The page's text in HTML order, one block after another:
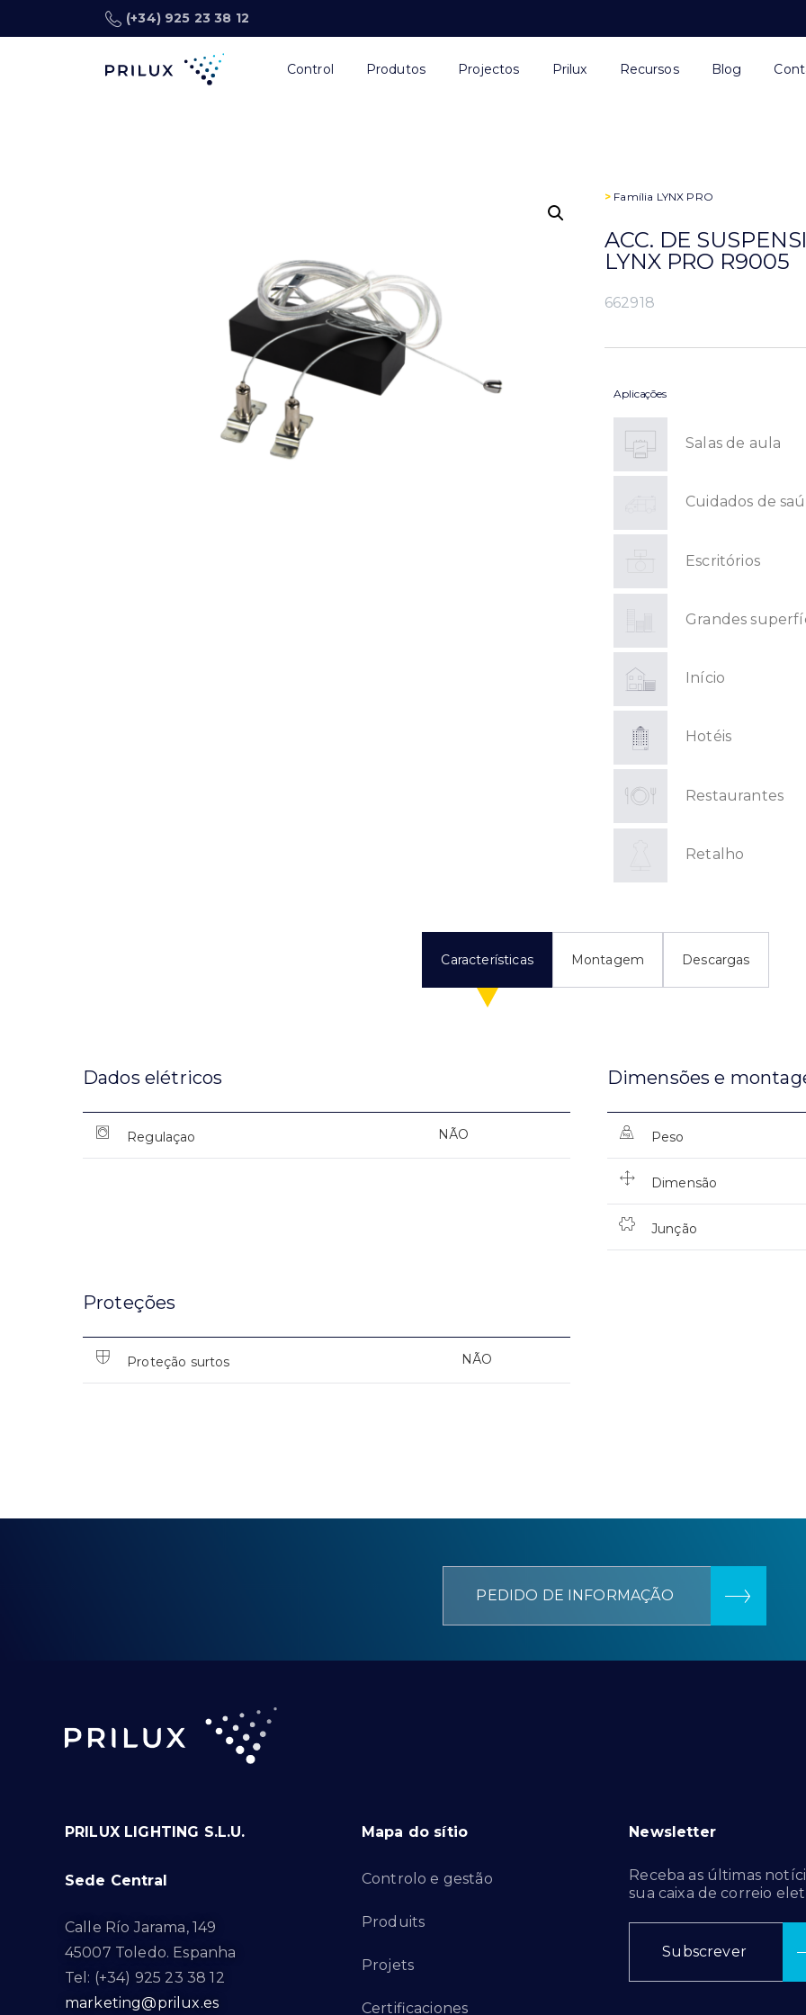
(+34) 925 23 38 12
Control Produtos Projectos Prilux Recursos Blog
> Família LYNX PRO
ACC. DE
LYNX PRO R9005
662918
Aplicações
Salas de aula
Cuidados de
Escritórios
Grandes
Início
Hotéis
Restaurantes
Retalho
Características Montagem Descargas
Dados elétricos
Regulaçao NÃO
Dimensões e
Peso
Dimensão
Junção
Proteções
Proteção surtos NÃO
PEDIDO DE INFORMAÇÃO
PRILUX LIGHTING S.L.U.
Sede Central
Calle Río Jarama, 149
45007 Toledo. Espanha
Tel: (+34) 925 23 38 12
marketing@prilux.es
Mapa do sítio
Controlo e gestão
Produits
Projets
Certificaciones
Newsletter
Receba as últimas
sua caixa de correio
Subscrever